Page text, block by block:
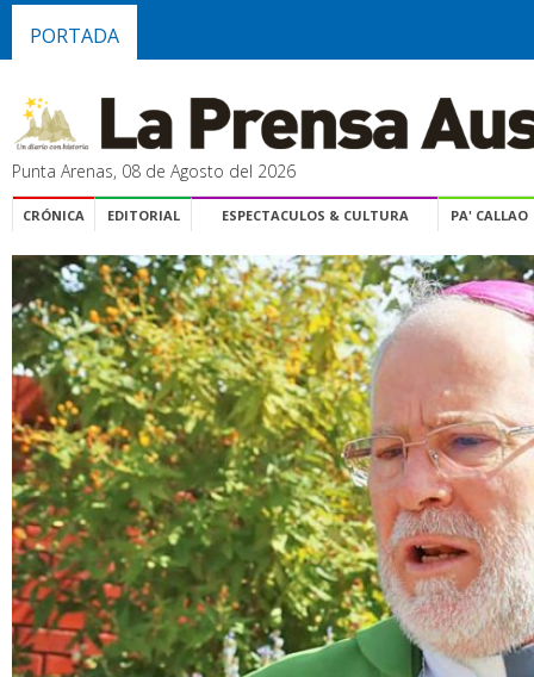
PORTADA
Punta Arenas, 08 de Agosto del 2026
CRÓNICA EDITORIAL ESPECTACULOS & CULTURA PA' CALLAO